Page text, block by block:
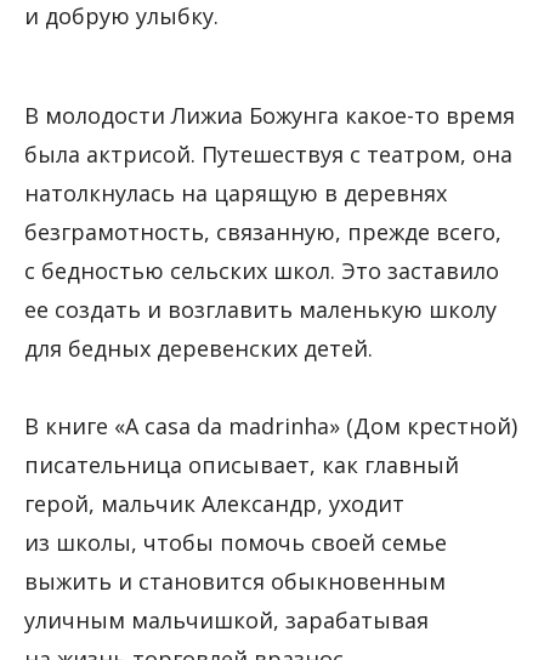
и добрую улыбку.
В молодости Лижиа Божунга какое-то время
была актрисой. Путешествуя с театром, она
натолкнулась на царящую в деревнях
безграмотность, связанную, прежде всего,
с бедностью сельских школ. Это заставило
ее создать и возглавить маленькую школу
для бедных деревенских детей.
В книге «A casa da madrinha» (Дом крестной)
писательница описывает, как главный
герой, мальчик Александр, уходит
из школы, чтобы помочь своей семье
выжить и становится обыкновенным
уличным мальчишкой, зарабатывая